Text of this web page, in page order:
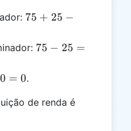
75 75 +
\times
75 + 25 −
75
50
75 − 25 =
= 0.
de renda é